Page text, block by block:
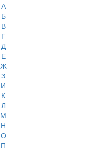
А
Б
В
Г
Д
Е
Ж
З
И
К
Л
М
Н
О
П